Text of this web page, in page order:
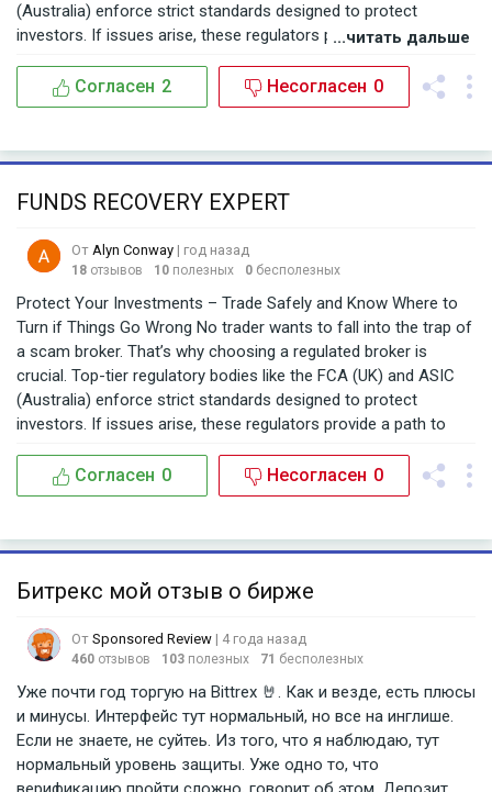
(Australia) enforce strict standards designed to protect
investors. If issues arise, these regulators provide a path to
regulated in three respected jurisdictions: FCA, ASIC, and
CySEC. So far, their service has been consistently reliable, and I
oversight. But if you’ve already been cheated by an unregulated
me recover my lost funds—and they can help you too. Their
recovery process. Trade smart. Stay protected. And know that
help is available.
...читать дальше
Согласен 2 Несогласен 0
FUNDS RECOVERY EXPERT
От Alyn Conway | год назад
18 отзывов 10 полезных 0 бесполезных
Protect Your Investments – Trade Safely and Know Where to
Turn if Things Go Wrong No trader wants to fall into the trap of
a scam broker. That’s why choosing a regulated broker is
crucial. Top-tier regulatory bodies like the FCA (UK) and ASIC
(Australia) enforce strict standards designed to protect
investors. If issues arise, these regulators provide a path to
regulated in three respected jurisdictions: FCA, ASIC, and
CySEC. So far, their service has been consistently reliable, and I
oversight. But if you’ve already been cheated by an unregulated
me recover my lost funds—and they can help you too. Their
recovery process. Trade smart. Stay protected. And know that
help is available.
Согласен 0 Несогласен 0
Битрекс мой отзыв о бирже
От Sponsored Review | 4 года назад
460 отзывов 103 полезных 71 бесполезных
Уже почти год торгую на Bittrex 🤘. Как и везде, есть плюсы
и минусы. Интерфейс тут нормальный, но все на инглише.
Если не знаете, не суйтеь. Из того, что я наблюдаю, тут
нормальный уровень защиты. Уже одно то, что